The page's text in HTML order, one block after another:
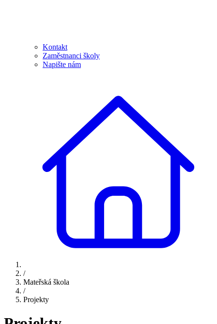
Kontakt
Zaměstnanci školy
Napište nám
/
Mateřská škola
/
Projekty